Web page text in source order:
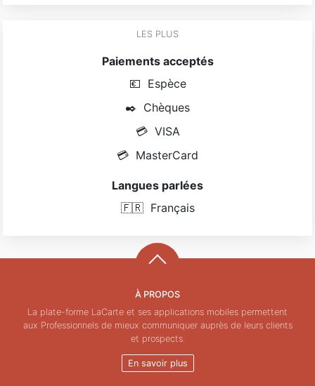
LES PLUS
Paiements acceptés
💶 Espèce
✒️ Chèques
💳 VISA
💳 MasterCard
Langues parlées
🇫🇷 Français
À PROPOS
La plate-forme LaCarte et ses applications mobiles permettent
aux Professionnels de mieux communiquer auprès de leurs clients
et prospects.
En savoir plus